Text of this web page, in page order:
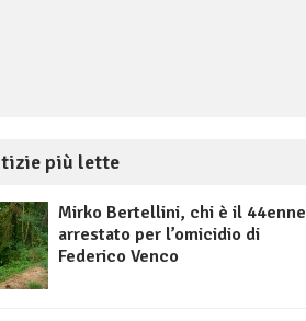
più lette
Mirko Bertellini, chi è il 44enne
arrestato per l’omicidio di
Federico Venco